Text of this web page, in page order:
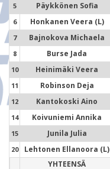
5 Päykkönen Sofia
6 Honkanen Veera (L)
7 Bajnokova Michaela
8 Burse Jada
10 Heinimäki Veera
11 Robinson Deja
12 Kantokoski Aino
14 Koivuniemi Annika
15 Junila Julia
20 Lehtonen Ellanoora (L)
YHTEENSÄ